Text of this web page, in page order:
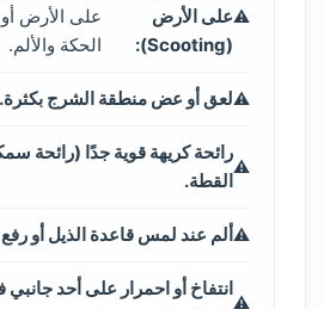
على الأرض
(Scooting):
على الأرض
الحكة والألم.
لعق أو عض منطقة الشرج بكثرة.
رائحة كريهة قوية جدًا (رائحة
القطة.
ألم عند لمس قاعدة الذيل أو رفع
انتفاخ أو احمرار على أحد جانبي